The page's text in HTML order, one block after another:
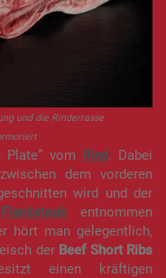
und die Rinderrasse
Plate” vom Rind. Dabei
dem vorderen
wird und der
Flanksteakentnommen
hört man gelegentlich,
der Beef Short Ribs
einen kräftigen